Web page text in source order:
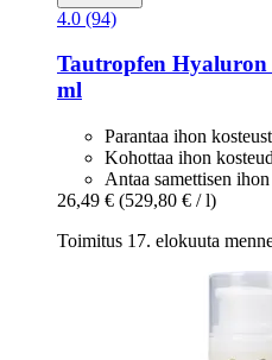
4.0 (94)
Tautropfen Hyaluron
ml
Parantaa ihon
Kohottaa ihon
Antaa samettisen ihon
26,49 € (529,80 € / l)
Toimitus 17. elokuuta